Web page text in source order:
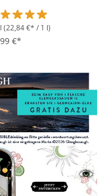
5 Sternen
(22,84 €* / 1 l)
€*